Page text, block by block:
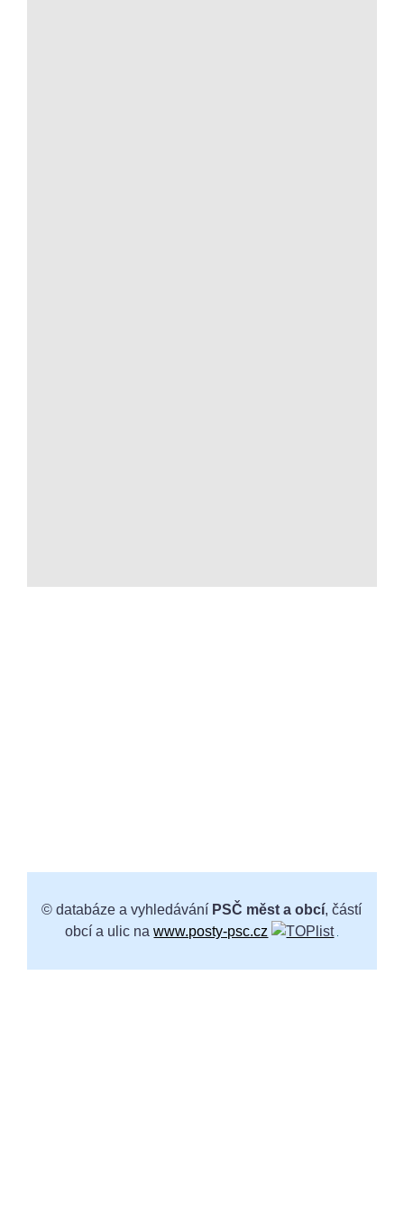
© databáze a vyhledávání PSČ měst a obcí, částí
obcí a ulic nawww.posty-psc.cz